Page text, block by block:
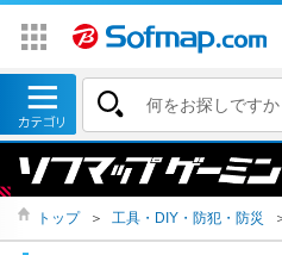
トップ ＞ 工具・DIY・防犯・防災